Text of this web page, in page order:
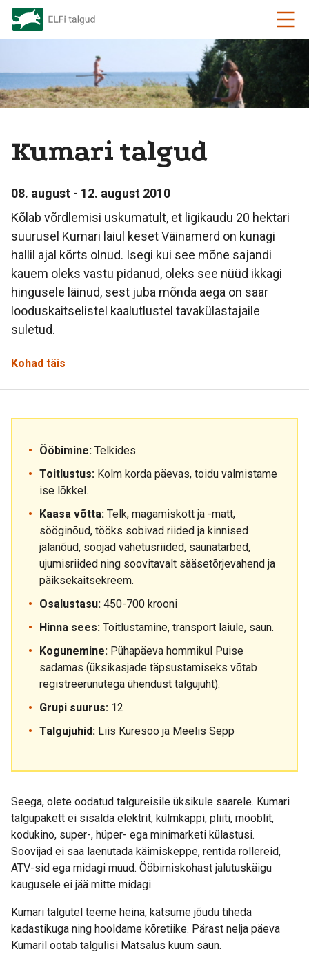
Kumari talgud
08. august - 12. august 2010
Kõlab võrdlemisi uskumatult, et ligikaudu 20 hektari
suurusel Kumari laiul keset Väinamerd on kunagi
hallil ajal kõrts olnud. Isegi kui see mõne sajandi
kauem oleks vastu pidanud, oleks see nüüd ikkagi
hingusele läinud, sest juba mõnda aega on saar
looduskaitselistel kaalutlustel tavakülastajaile
suletud.
Kohad täis
Ööbimine: Telkides.
Toitlustus: Kolm korda päevas, toidu valmistame
ise lõkkel.
Kaasa võtta: Telk, magamiskott ja -matt,
sööginõud, tööks sobivad riided ja kinnised
jalanõud, soojad vahetusriided, saunatarbed,
ujumisriided ning soovitavalt sääsetõrjevahend ja
päiksekaitsekreem.
Osalustasu: 450-700 krooni
Hinna sees: Toitlustamine, transport laiule, saun.
Kogunemine: Pühapäeva hommikul Puise
sadamas (üksikasjade täpsustamiseks võtab
registreerunutega ühendust talgujuht).
Grupi suurus: 12
Talgujuhid: Liis Kuresoo ja Meelis Sepp
Seega, olete oodatud talgureisile üksikule saarele. Kumari
talgupakett ei sisalda elektrit, külmkappi, pliiti, mööblit,
kodukino, super-, hüper- ega minimarketi külastusi.
Soovijad ei saa laenutada käimiskeppe, rentida rollereid,
ATV-sid ega midagi muud. Ööbimiskohast jalutuskäigu
kaugusele ei jää mitte midagi.
Kumari talgutel teeme heina, katsume jõudu tiheda
kadastikuga ning hooldame kõretiike. Pärast nelja päeva
Kumaril ootab talgulisi Matsalus kuum saun.